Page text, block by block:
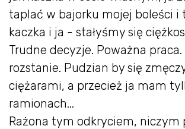
taplać w bajorku mojej boleści i
kaczka i ja - stałyśmy się
Trudne decyzje. Poważna praca.
rozstanie. Pudzian by się
ciężarami, a przecież ja mam
ramionach...
Rażona tym odkryciem, niczym